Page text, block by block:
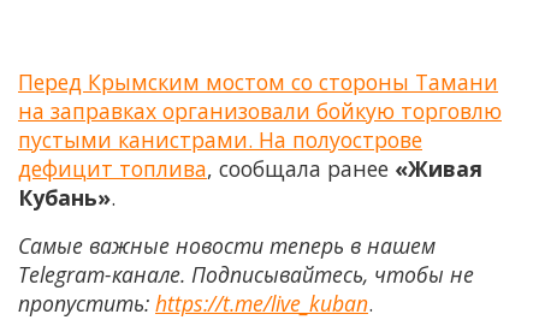
Перед Крымским мостом со стороны Тамани
на заправках организовали бойкую торговлю
пустыми канистрами. На полуострове
дефицит топлива, сообщала ранее «Живая
Кубань».
Самые важные новости теперь в нашем
Telegram-канале. Подписывайтесь, чтобы не
пропустить: https://t.me/live_kuban.